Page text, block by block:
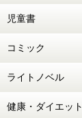
児童書
コミック
ライトノベル
健康・ダイエット